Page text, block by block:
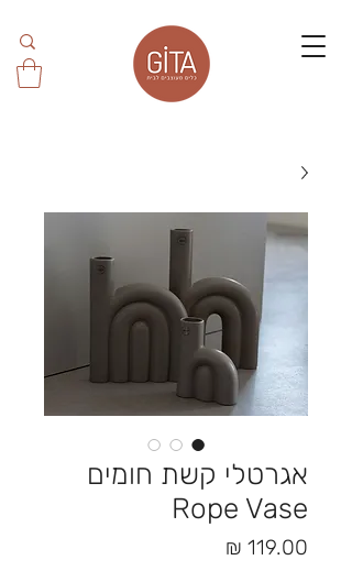
אגרטלי קשת חומים
Rope Vase